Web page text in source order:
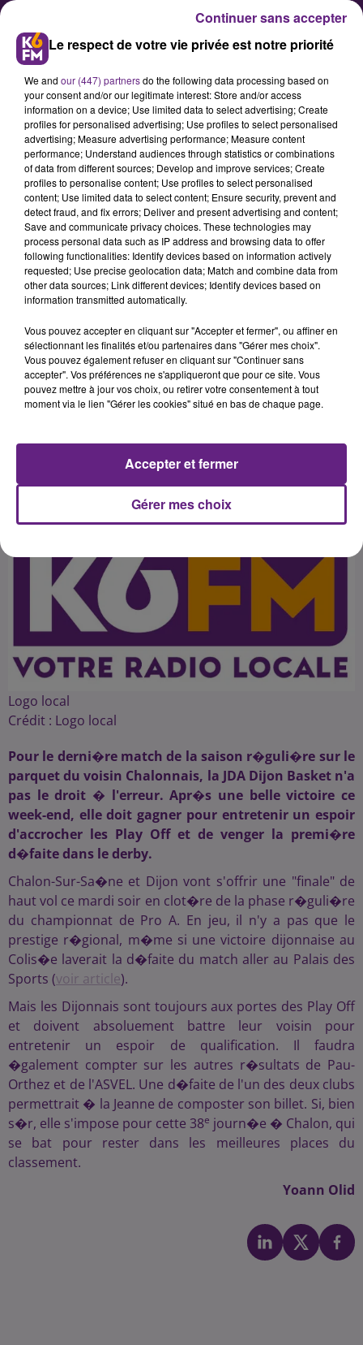
Pro A : La JDA Dijon Basket a
rendez-vous avec son destin à
Chalon
Pour le dernière match de la saison
régulière ce soir sur le parquet du
voisin Chalonnais, la JDA Dijon
Après une belle victoire ce week-
end, elle doit gagner pour
entretenir un espoir d'accrocher les
Play Off et de venger la première
Publié : 9 mai 2016 à 16h58 par 45
Logo local
Crédit : Logo local
Pour le derni�re match de la saison r�guli�re sur le
parquet du voisin Chalonnais, la JDA Dijon Basket n'a
pas le droit � l'erreur. Apr�s une belle victoire ce
week-end, elle doit gagner pour entretenir un espoir
d'accrocher les Play Off et de venger la premi�re
d�faite dans le derby.
Chalon-Sur-Sa�ne et Dijon vont s'offrir une "finale" de
haut vol ce mardi soir en clot�re de la phase r�guli�re
du championnat de Pro A. En jeu, il n'y a pas que le
prestige r�gional, m�me si une victoire dijonnaise au
Colis�e laverait la d�faite du match aller au Palais des
Sports (voir article).
Mais les Dijonnais sont toujours aux portes des Play Off
et doivent absoluement battre leur voisin pour
entretenir un espoir de qualification. Il faudra
�galement compter sur les autres r�sultats de Pau-
Orthez et de l'ASVEL. Une d�faite de l'un des deux clubs
permettrait � la Jeanne de composter son billet. Si, bien
s�r, elle s'impose pour cette 38e journ�e � Chalon, qui
se bat pour rester dans les meilleures places du
classement.
Yoann Olid
Le respect de votre vie privée est notre priorité
We and our (447) partnersdo the following data processing based on
your consent and/or our legitimate interest: Store and/or access
information on a device; Use limited data to select advertising; Create
profiles for personalised advertising; Use profiles to select personalised
advertising; Measure advertising performance; Measure content
performance; Understand audiences through statistics or combinations
of data from different sources; Develop and improve services; Create
profiles to personalise content; Use profiles to select personalised
content; Use limited data to select content; Ensure security, prevent and
detect fraud, and fix errors; Deliver and present advertising and content;
Save and communicate privacy choices. These technologies may
process personal data such as IP address and browsing data to offer
following functionalities: Identify devices based on information actively
requested; Use precise geolocation data; Match and combine data from
other data sources; Link different devices; Identify devices based on
information transmitted automatically.
Vous pouvez accepter en cliquant sur "Accepter et fermer", ou affiner en
sélectionnant les finalités et/ou partenaires dans "Gérer mes choix".
Vous pouvez également refuser en cliquant sur "Continuer sans
accepter". Vos préférences ne s'appliqueront que pour ce site. Vous
pouvez mettre à jour vos choix, ou retirer votre consentement à tout
moment via le lien "Gérer les cookies" situé en bas de chaque page.
Gérer mes choix
Accepter et fermer
Continuer sans accepter